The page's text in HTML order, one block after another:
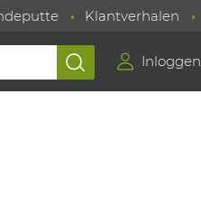
Klantverhalen
Inloggen